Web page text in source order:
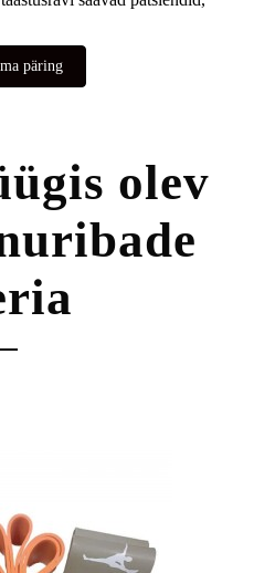
päring
olev